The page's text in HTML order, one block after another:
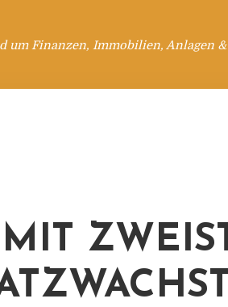
Finanzen, Immobilien, Anlagen